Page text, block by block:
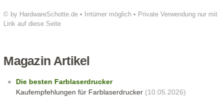
© by HardwareSchotte.de • Irrtümer möglich • Private Verwendung nur mit
Link auf diese Seite
Magazin Artikel
Die besten Farblaserdrucker
Kaufempfehlungen für Farblaserdrucker(10.05.2026)